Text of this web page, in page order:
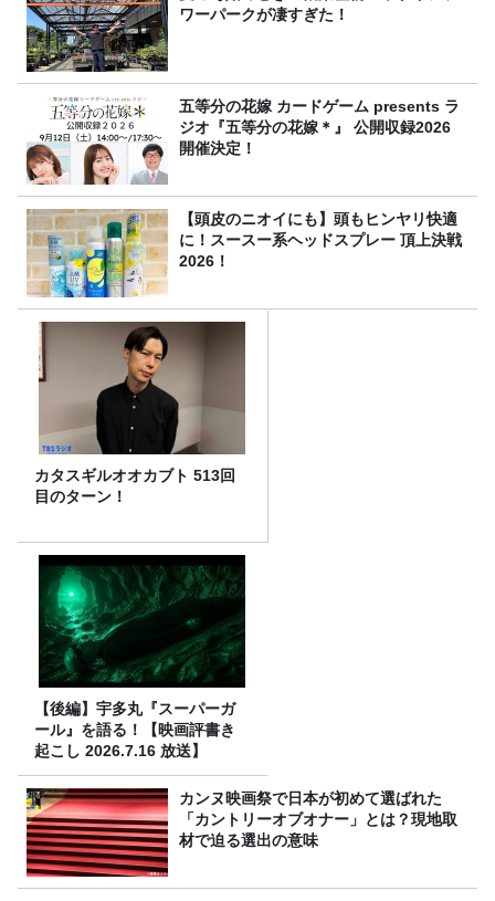
ワーパークが凄すぎた！
五等分の花嫁 カードゲーム presents ラ
ジオ『五等分の花嫁＊』 公開収録2026
開催決定！
【頭皮のニオイにも】頭もヒンヤリ快適
に！スースー系ヘッドスプレー 頂上決戦
2026！
カタスギルオオカブト 513回
目のターン！
【後編】宇多丸『スーパーガ
ール』を語る！【映画評書き
起こし 2026.7.16 放送】
カンヌ映画祭で日本が初めて選ばれた
「カントリーオブオナー」とは？現地取
材で迫る選出の意味